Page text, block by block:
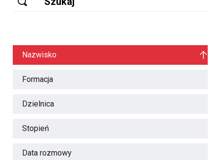
Nazwisko
Formacja
Dzielnica
Stopień
Data rozmowy